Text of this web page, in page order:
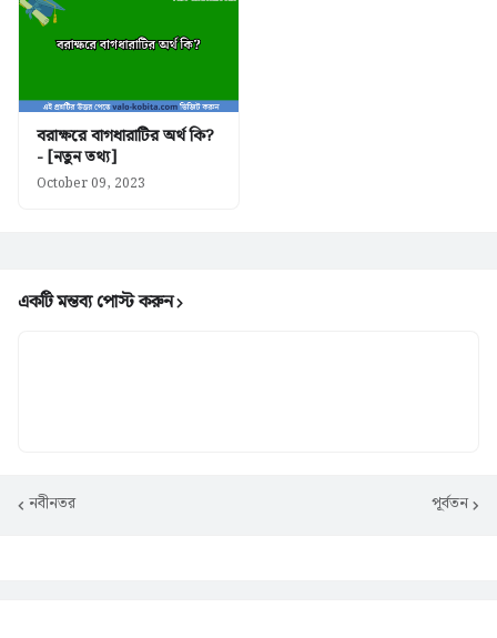
বরাক্ষরে বাগধারাটির অর্থ কি?
- [নতুন তথ্য]
October 09, 2023
একটি মন্তব্য পোস্ট করুন
নবীনতর পূর্বতন